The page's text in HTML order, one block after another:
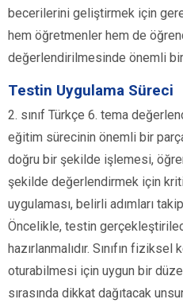
becerilerini geliştirmek için
hem öğretmenler hem de
değerlendirilmesinde önemli bir
Testin Uygulama Süreci
2. sınıf Türkçe 6. tema
eğitim sürecinin önemli bir
doğru bir şekilde işlemesi,
şekilde değerlendirmek için
uygulaması, belirli adımları
Öncelikle, testin
hazırlanmalıdır. Sınıfın
oturabilmesi için uygun bir
sırasında dikkat dağıtacak